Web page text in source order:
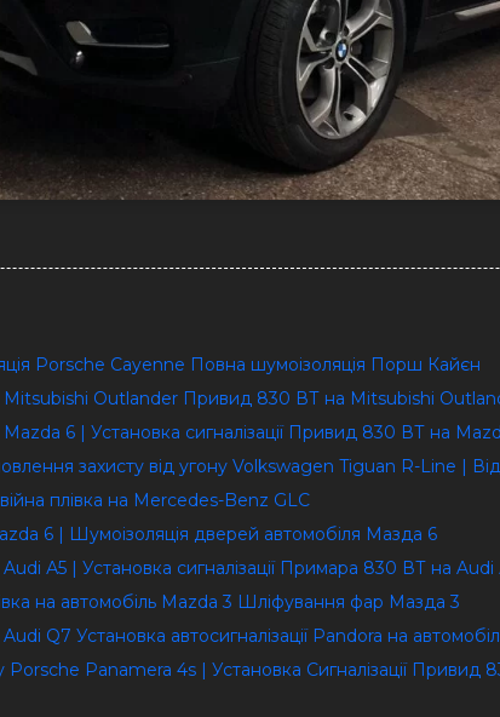
Porsche Cayenne Повна шумоізоляція Порш Кайєн
Mitsubishi Outlander Привид 830 ВТ на Mitsubishi
Mazda 6 | Установка сигналізації Привид 830 ВТ на
захисту від угону Volkswagen Tiguan R-Line |
плівка на Mercedes-Benz GLC
6 | Шумоізоляція дверей автомобіля Мазда 6
Audi А5 | Установка сигналізації Примара 830 ВТ на Audi
на автомобіль Mazda 3 Шліфування фар Мазда 3
Q7 Установка автосигналізації Pandora на
Porsche Panamera 4s | Установка Сигналізації